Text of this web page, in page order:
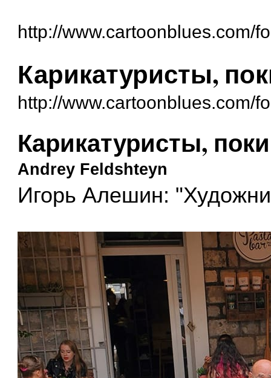
http://www.cartoonblues.com/
Карикатуристы,
http://www.cartoonblues.com/
Карикатуристы,
Andrey Feldshteyn
Игорь Алешин: